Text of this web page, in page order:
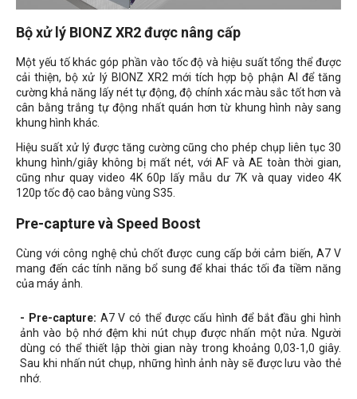
Bộ xử lý BIONZ XR2 được nâng cấp
Một yếu tố khác góp phần vào tốc độ và hiệu suất tổng thể được
cải thiện, bộ xử lý BIONZ XR2 mới tích hợp bộ phận AI để tăng
cường khả năng lấy nét tự động, độ chính xác màu sắc tốt hơn và
cân bằng trắng tự động nhất quán hơn từ khung hình này sang
khung hình khác.
Hiệu suất xử lý được tăng cường cũng cho phép chụp liên tục 30
khung hình/giây không bị mất nét, với AF và AE toàn thời gian,
cũng như quay video 4K 60p lấy mẫu dư 7K và quay video 4K
120p tốc độ cao bằng vùng S35.
Pre-capture và Speed Boost
Cùng với công nghệ chủ chốt được cung cấp bởi cảm biến, A7 V
mang đến các tính năng bổ sung để khai thác tối đa tiềm năng
của máy ảnh.
- Pre-capture: A7 V có thể được cấu hình để bắt đầu ghi hình
ảnh vào bộ nhớ đệm khi nút chụp được nhấn một nửa. Người
dùng có thể thiết lập thời gian này trong khoảng 0,03-1,0 giây.
Sau khi nhấn nút chụp, những hình ảnh này sẽ được lưu vào thẻ
nhớ.